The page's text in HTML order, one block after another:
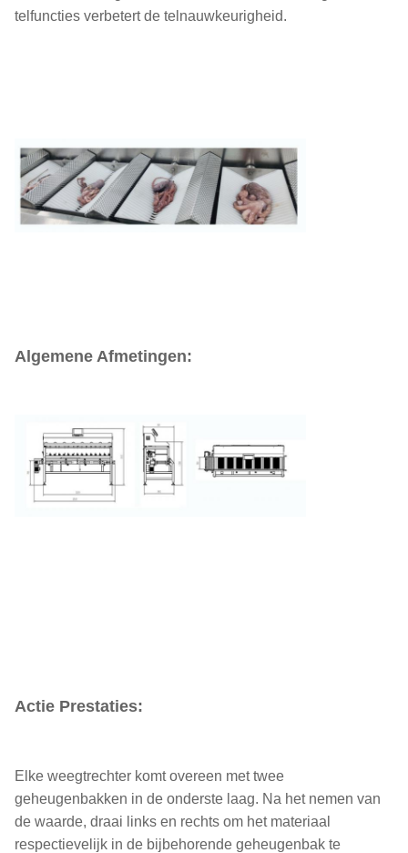
telfuncties verbetert de telnauwkeurigheid.
Algemene Afmetingen:
Actie Prestaties:
Elke weegtrechter komt overeen met twee
geheugenbakken in de onderste laag. Na het nemen van
de waarde, draai links en rechts om het materiaal
respectievelijk in de bijbehorende geheugenbak te